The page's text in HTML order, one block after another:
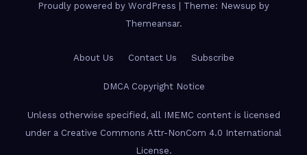
Proudly powered by WordPress
Theme: Newsup by
Themeansar.
About Us Contact Us Subscribe
DMCA Copyright Notice
Unless otherwise specified, all IMEMC content is licensed
under a Creative Commons Attr-NonCom 4.0 International
License.